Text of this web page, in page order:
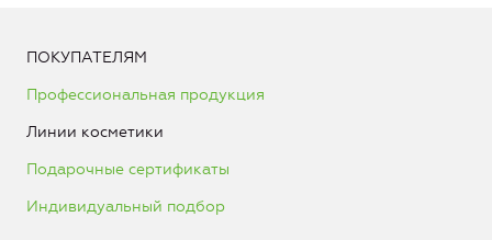
ПОКУПАТЕЛЯМ
Профессиональная продукция
Линии косметики
Подарочные сертификаты
Индивидуальный подбор